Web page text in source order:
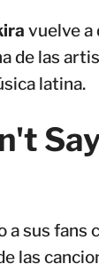
vuelve a
de las
latina.
a sus fans
las